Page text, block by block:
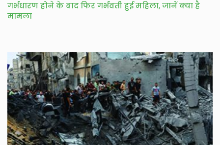
गर्भधारण होने के बाद फिर गर्भवती हुई महिला, जानें क्या है
मामला